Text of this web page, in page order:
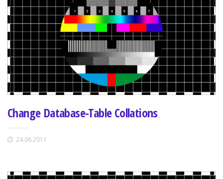
Change Database-Table Collations
24.06.2011